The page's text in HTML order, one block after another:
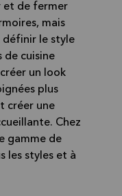
et de fermer
mais
définir le style
de cuisine
un look
plus
créer une
Chez
gamme de
les styles et à